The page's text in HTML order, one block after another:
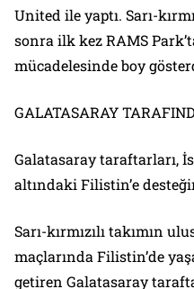
United ile yaptı. Sarı-
sonra ilk kez RAMS
mücadelesinde boy
GALATASARAY
Galatasaray taraftarları,
altındaki Filistin’e
Sarı-kırmızılı takımın
maçlarında Filistin’de
getiren Galatasaray